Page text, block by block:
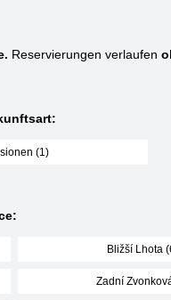
Reservierungen verlaufen
(1)
Bližší Lhota
Zadní